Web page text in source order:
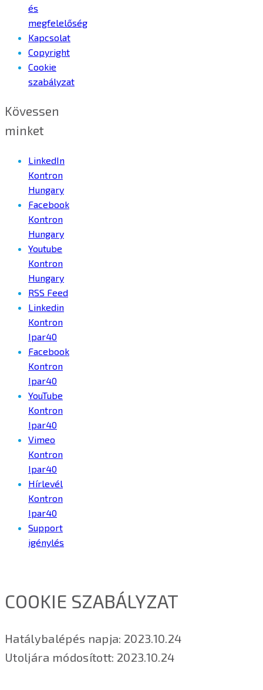
és
megfelelőség
Kapcsolat
Copyright
Cookie
szabályzat
Kövessen
minket
LinkedIn
Kontron
Hungary
Facebook
Kontron
Hungary
Youtube
Kontron
Hungary
RSS Feed
Linkedin
Kontron
Ipar40
Facebook
Kontron
Ipar40
YouTube
Kontron
Ipar40
Vimeo
Kontron
Ipar40
Hírlevél
Kontron
Ipar40
Support
igénylés
COOKIE SZABÁLYZAT
Hatálybalépés napja: 2023.10.24
Utoljára módosított: 2023.10.24